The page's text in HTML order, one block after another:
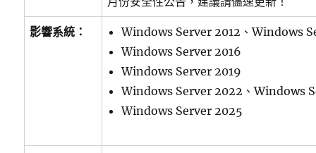
影響系統：
Windows Server 2012、Windows
Windows Server 2016
Windows Server 2019
Windows Server 2022、Windows
Windows Server 2025